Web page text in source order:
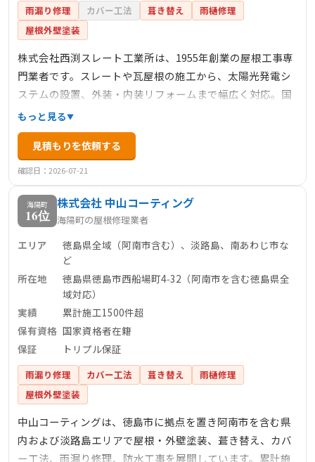
雨漏り修理 カバー工法 葺き替え
雨樋修理
屋根外壁塗装
株式会社西渕スレート工業所は、1955年創業の屋根工事専
門業者です。スレートや瓦屋根の施工から、太陽光発電シ
ステムの設置、外装・内装リフォームまで幅広く対応。国
家資格を持つ職人が在籍し、自社施工で高品質なサービス
を提供しています。阿波市を中心に地域密着型の営業を展
開し、迅速かつ丁寧な対応で多くの実績を重ねてきまし
た。初めての方でも安心して相談できる信頼のパートナー
です。
もっと見る
見積もりを依頼する
確認日：2026-07-21
海陽町
16位
株式会社 中山コーティング
海陽町の屋根修理業者
エリア
徳島県全域（阿南市含む）、淡路島、南あわじ市な
ど
所在地
徳島県徳島市西船場町4‑32（阿南市を含む徳島県全
域対応）
実績
累計施工1500件超
保有資格 国家資格者在籍
保証
トリプル保証
雨漏り修理 カバー工法 葺き替え
雨樋修理
屋根外壁塗装
中山コーティングは、徳島市に拠点を置き阿南市を含む県
内および淡路島エリアで屋根・外壁塗装、葺き替え、カバ
ー工法、雨漏り修理、防水工事を展開しています。累計施